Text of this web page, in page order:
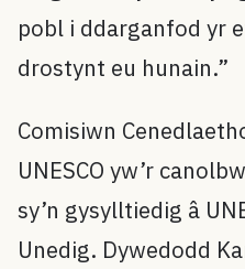
pobl i ddarganfod yr
drostynt eu hunain.”
Comisiwn
UNESCO yw’r
sy’n gysylltiedig â
Unedig. Dywedodd